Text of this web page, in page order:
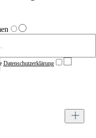
Datenschutzerklärung